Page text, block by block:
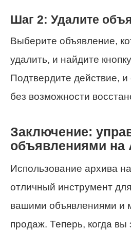
Шаг 2: Удалите
Выберите объявление,
удалить, и найдите
Подтвердите действие, и
без возможности
Заключение:
объявлениями на
Использование архива
отличный инструмент
вашими объявлениями и
продаж. Теперь, когда вы